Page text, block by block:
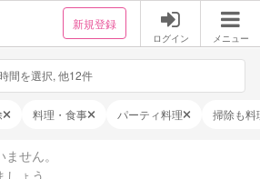
新規登録
ログイン メニュー
間を選択, 他12件
料理・食事 パーティ料理 掃除も料
せん。
ょう。